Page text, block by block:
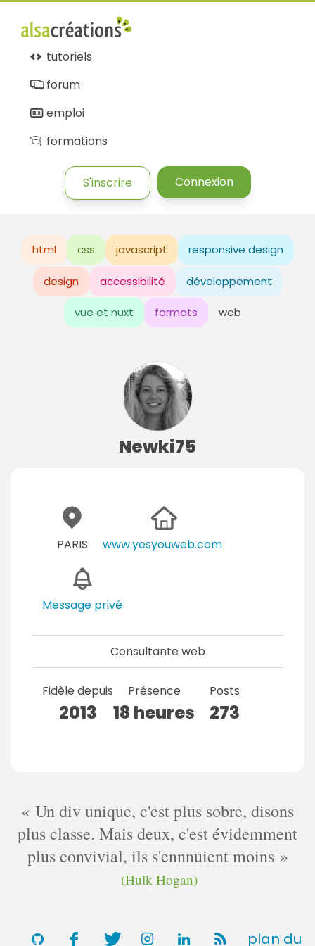
tutoriels
forum
emploi
formations
S'inscrire Connexion
html css javascript responsive design
design accessibilité développement
vue et nuxt formats web
Newki75
PARIS www.yesyouweb.com
Message privé
Consultante web
Fidèle depuis
2013
Présence
18 heures
Posts
273
Un div unique, c'est plus sobre, disons
plus classe. Mais deux, c'est évidemment
plus convivial, ils s'ennnuient moins
(Hulk Hogan)
plan du